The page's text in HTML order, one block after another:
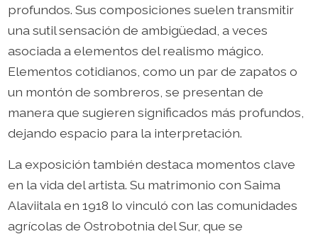
profundos. Sus composiciones suelen transmitir
una sutil sensación de ambigüedad, a veces
asociada a elementos del realismo mágico.
Elementos cotidianos, como un par de zapatos o
un montón de sombreros, se presentan de
manera que sugieren significados más profundos,
dejando espacio para la interpretación.
La exposición también destaca momentos clave
en la vida del artista. Su matrimonio con Saima
Alaviitala en 1918 lo vinculó con las comunidades
agrícolas de Ostrobotnia del Sur, que se